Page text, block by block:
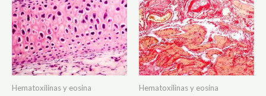
Hematoxilinas y eosina Hematoxilinas y eosina